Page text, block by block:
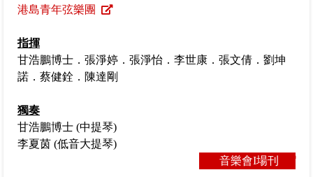
港島青年弦樂團
指揮
甘浩鵬博士．張淨婷．張淨怡．李世康．張文倩．劉坤
諾．蔡健銓．陳達剛
獨奏
甘浩鵬博士 (中提琴)
李夏茵 (低音大提琴)
音樂會I場刊